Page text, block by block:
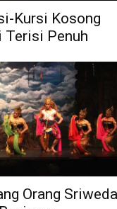
Kursi Kosong
Terisi Penuh
Orang